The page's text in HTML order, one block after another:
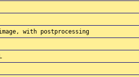
with postprocessing